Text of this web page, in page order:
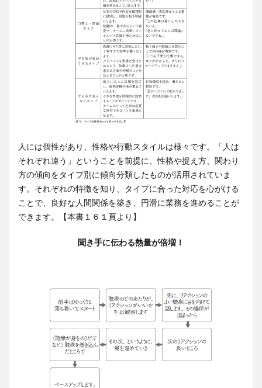
人には個性があり、性格や行動スタイルは様々です。「人は
それぞれ違う」ということを前提に、性格や捉え方、関わり
方の傾向をタイプ別に傾向分類したものが活用されていま
す。それぞれの特徴を知り、タイプに合った対応を心がける
ことで、良好な人間関係を築き、円滑に業務を進めることが
できます。【本書１６１頁より】
聞き手に伝わる熱量が倍増！